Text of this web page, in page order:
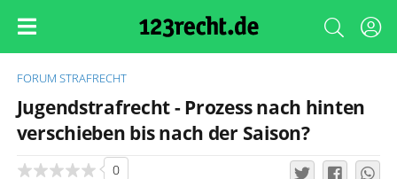
FORUM STRAFRECHT
Jugendstrafrecht - Prozess nach hinten
verschieben bis nach der Saison?
0